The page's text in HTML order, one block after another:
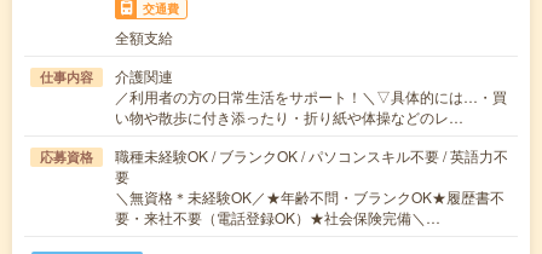
交通費
全額支給
仕事内容
介護関連
／利用者の方の日常生活をサポート！＼▽具体的には…・買
い物や散歩に付き添ったり・折り紙や体操などのレ…
応募資格
職種未経験OK / ブランクOK / パソコンスキル不要 / 英語力不
要
＼無資格＊未経験OK／★年齢不問・ブランクOK★履歴書不
要・来社不要（電話登録OK）★社会保険完備＼…